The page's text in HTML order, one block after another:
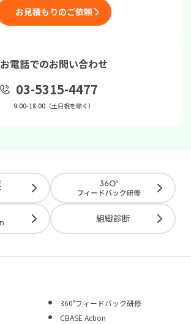
お見積もりのご依頼
お電話でのお問い合わせ
03-5315-4477
9:00-18:00（土日祝を除く）
組織診断
360°フィードバック研修
CBASE Action